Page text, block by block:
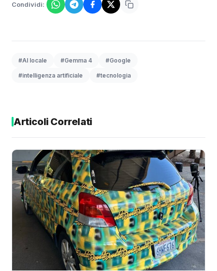
Condividi:
#AI locale #Gemma 4 #Google
#intelligenza artificiale #tecnologia
Articoli Correlati